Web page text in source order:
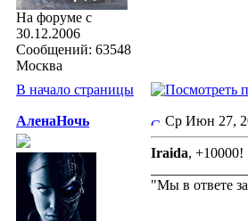
На форуме с
30.12.2006
Сообщений: 63548
Москва
В начало страницы
АленаНочь Ср Июн 27,
Iraida, +10000!
"Мы в ответе